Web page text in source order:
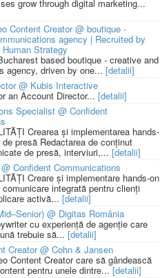
grow through digital marketing...
Content Creator @ boutique -
agency | Recruited by
Strategy
based boutique - creative and
agency, driven by one... [detalii]
@ Kubis Interactive
an Account Director... [detalii]
Specialist @ Confident
Crearea și implementarea hands-
presă Redactarea de conținut
de presă, interviuri,... [detalii]
Confident Communications
Creare și implementare hands-on
integrată pentru clienți
activă... [detalii]
@ Digitas România
cu experiență de agenție care
trebuie să... [detalii]
Creator @ Cohn & Jansen
Content Creator care să gândească
pentru unele dintre... [detalii]